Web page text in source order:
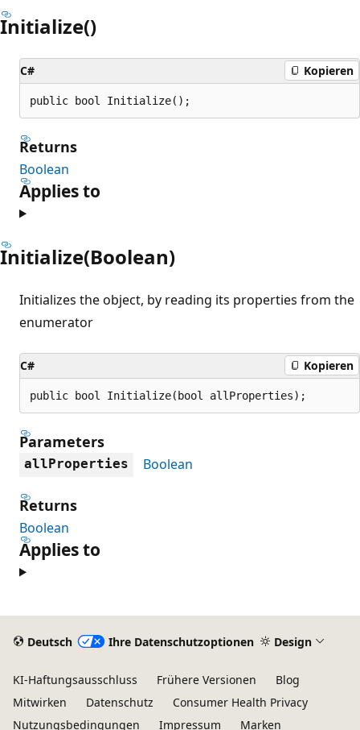
Initialize()
C# Kopieren
public bool Initialize();
Returns
Boolean
Applies to
Initialize(Boolean)
Initializes the object, by reading its properties from the
enumerator
C# Kopieren
public bool Initialize(bool allProperties);
Parameters
allProperties Boolean
Returns
Boolean
Applies to
Deutsch Ihre Datenschutzoptionen Design
KI-Haftungsausschluss Frühere Versionen
Blog
Mitwirken
Datenschutz
Consumer Health Privacy
Nutzungsbedingungen
Impressum Marken